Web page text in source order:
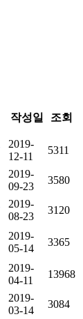
작성일 조회
2019-
12-11
5311
2019-
09-23
3580
2019-
08-23
3120
2019-
05-14
3365
2019-
04-11
13968
2019-
03-14
3084